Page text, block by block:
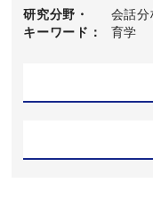
研究分野・
キーワード
会話分
育学